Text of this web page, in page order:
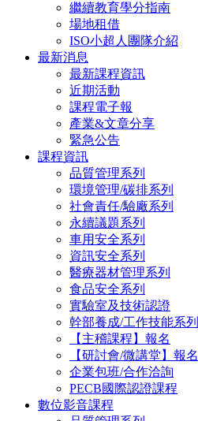
繼續教育學分指南
場地租借
ISO小超人團隊介紹
最新消息
最新課程資訊
近期活動
課程電子報
產業&文章分享
緊急公告
課程資訊
品質管理系列
環境管理/碳排系列
社會責任/驗廠系列
永續議題系列
車用安全系列
資訊安全系列
醫療器材管理系列
食品安全系列
實驗室及技術認證
幹部養成/工作技能系列
【主稽課程】報名
【研討會/微講堂】報名
企業包班/合作洽詢
PECB國際認證課程
數位影音課程